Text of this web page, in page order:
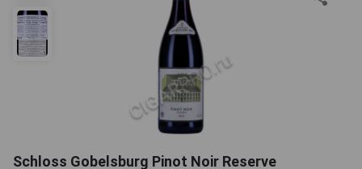
Schloss Gobelsburg Pinot Noir Reserve